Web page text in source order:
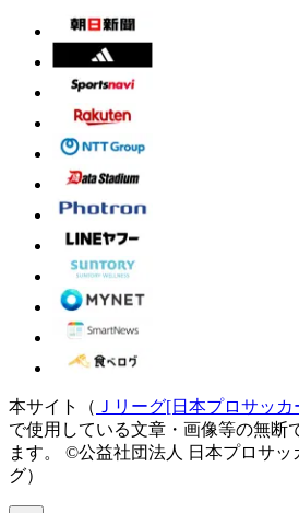
本サイト（ Ｊリーグ[日本プロサッ
で使用している文章・画像等の無断
ます。
©公益社団法人 日本プロサッ
グ）